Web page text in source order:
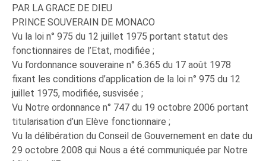
PAR LA GRACE DE DIEU
PRINCE SOUVERAIN DE MONACO
Vu la loi n° 975 du 12 juillet 1975 portant statut des
fonctionnaires de l’Etat, modifiée ;
Vu l’ordonnance souveraine n° 6.365 du 17 août 1978
fixant les conditions d’application de la loi n° 975 du 12
juillet 1975, modifiée, susvisée ;
Vu Notre ordonnance n° 747 du 19 octobre 2006 portant
titularisation d’un Elève fonctionnaire ;
Vu la délibération du Conseil de Gouvernement en date du
29 octobre 2008 qui Nous a été communiquée par Notre